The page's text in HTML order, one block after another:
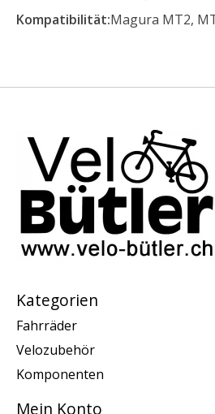
Kompatibilität:Magura MT2,
Kategorien
Fahrräder
Velozubehör
Komponenten
Mein Konto